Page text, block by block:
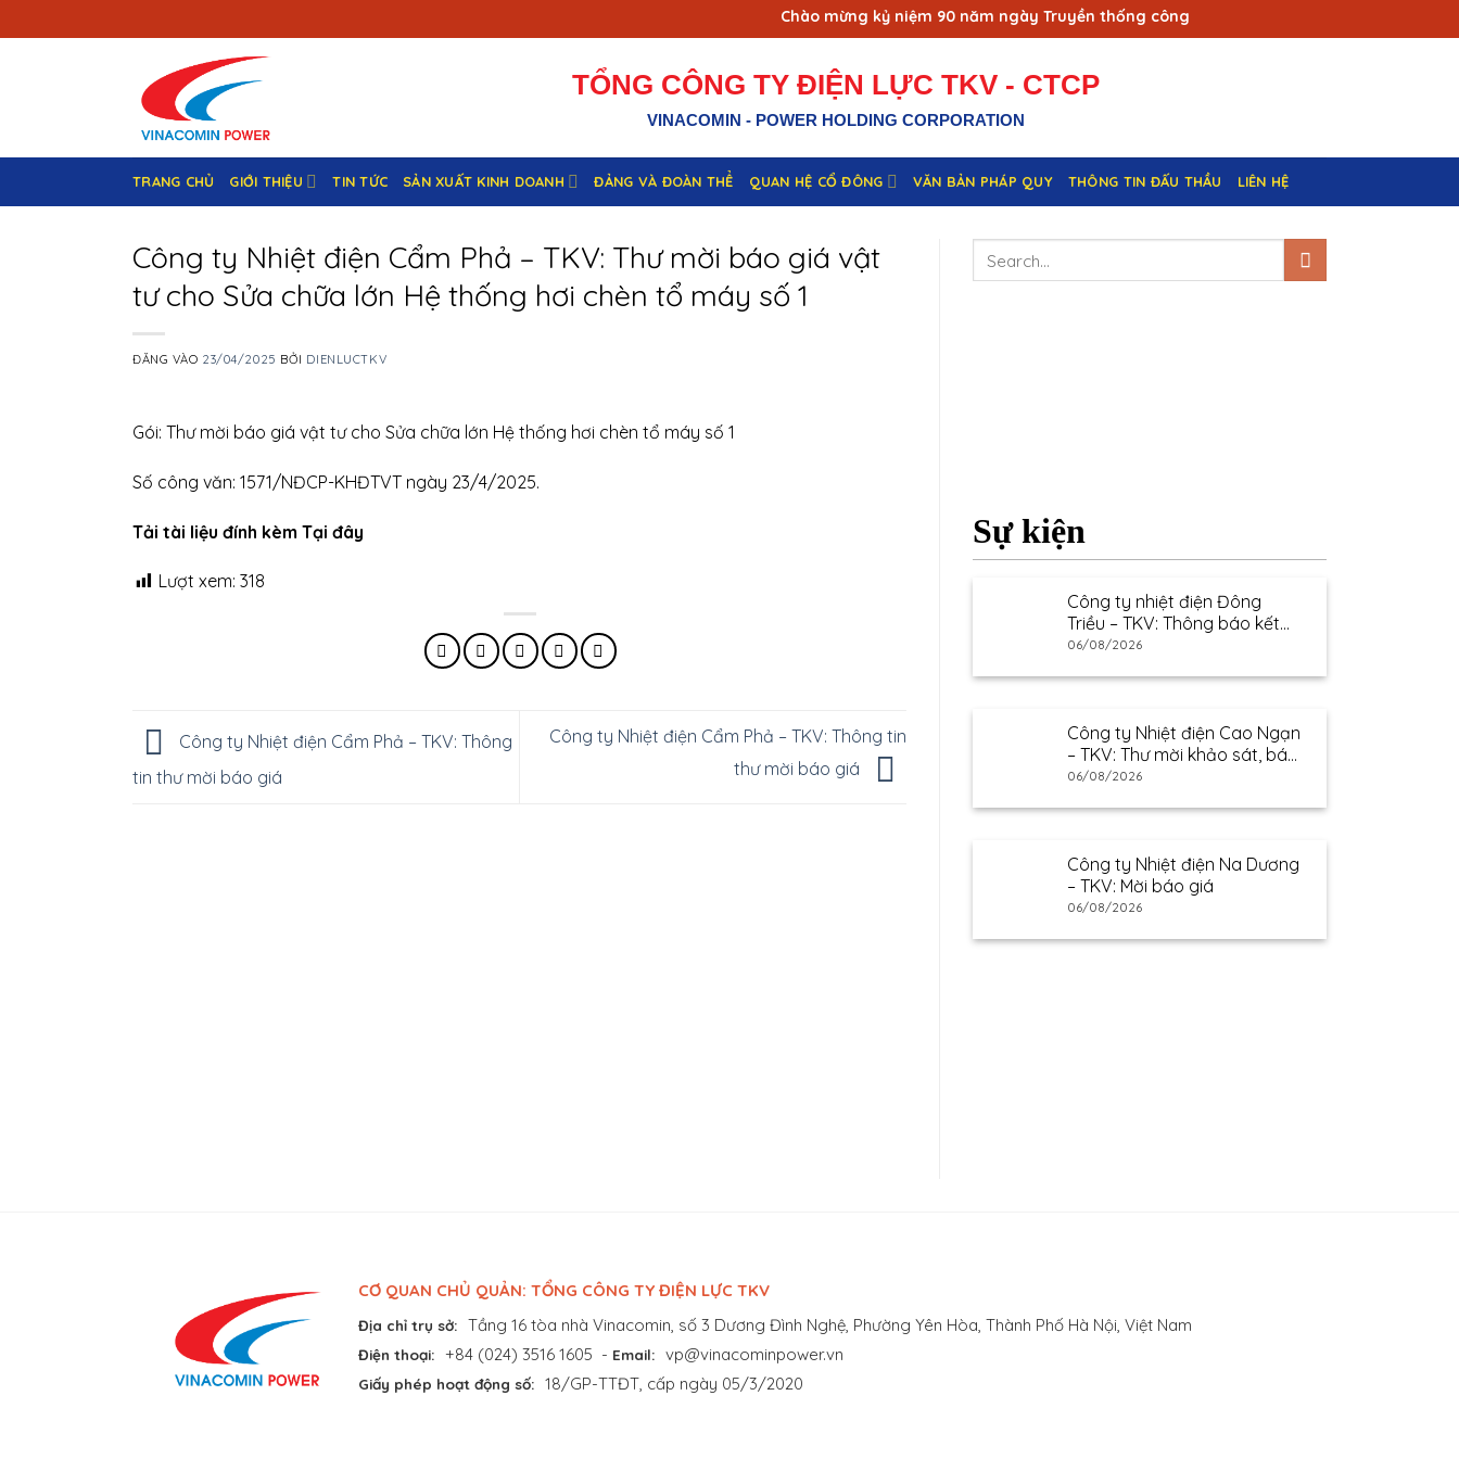
qua
Chào mừng kỷ niệm 90 năm ngày Truyền thống công nhân Vùng mỏ - Truyền thống ngành
TỔNG CÔNG TY ĐIỆN LỰC TKV - CTCP
VINACOMIN - POWER HOLDING CORPORATION
TRANG CHỦ GIỚI THIỆU TIN TỨC SẢN XUẤT KINH DOANH ĐẢNG VÀ ĐOÀN THỂ QUAN HỆ CỔ ĐÔNG VĂN BẢN PHÁP QUY THÔNG TIN ĐẤU THẦU LIÊN HỆ
Công ty Nhiệt điện Cẩm Phả – TKV: Thư mời báo giá vật
tư cho Sửa chữa lớn Hệ thống hơi chèn tổ máy số 1
ĐĂNG VÀO 23/04/2025 BỞI DIENLUCTKV
Gói: Thư mời báo giá vật tư cho Sửa chữa lớn Hệ thống hơi chèn tổ máy số 1
Số công văn: 1571/NĐCP-KHĐTVT ngày 23/4/2025.
Tải tài liệu đính kèm Tại đây
Lượt xem: 318
Công ty Nhiệt điện Cẩm Phả – TKV: Thông
tin thư mời báo giá
Công ty Nhiệt điện Cẩm Phả – TKV: Thông tin
thư mời báo giá
Sự kiện
Công ty nhiệt điện Đông
Triều – TKV: Thông báo kết
quả lựa chọn nhà cung cấp
06/08/2026
Công ty Nhiệt điện Cao Ngạn
– TKV: Thư mời khảo sát, báo
giá
06/08/2026
Công ty Nhiệt điện Na Dương
– TKV: Mời báo giá
06/08/2026
CƠ QUAN CHỦ QUẢN: TỔNG CÔNG TY ĐIỆN LỰC TKV
Địa chỉ trụ sở: Tầng 16 tòa nhà Vinacomin, số 3 Dương Đình Nghệ, Phường Yên Hòa, Thành Phố Hà Nội, Việt Nam
Điện thoại: +84 (024) 3516 1605 - Email: vp@vinacominpower.vn
Giấy phép hoạt động số: 18/GP-TTĐT, cấp ngày 05/3/2020